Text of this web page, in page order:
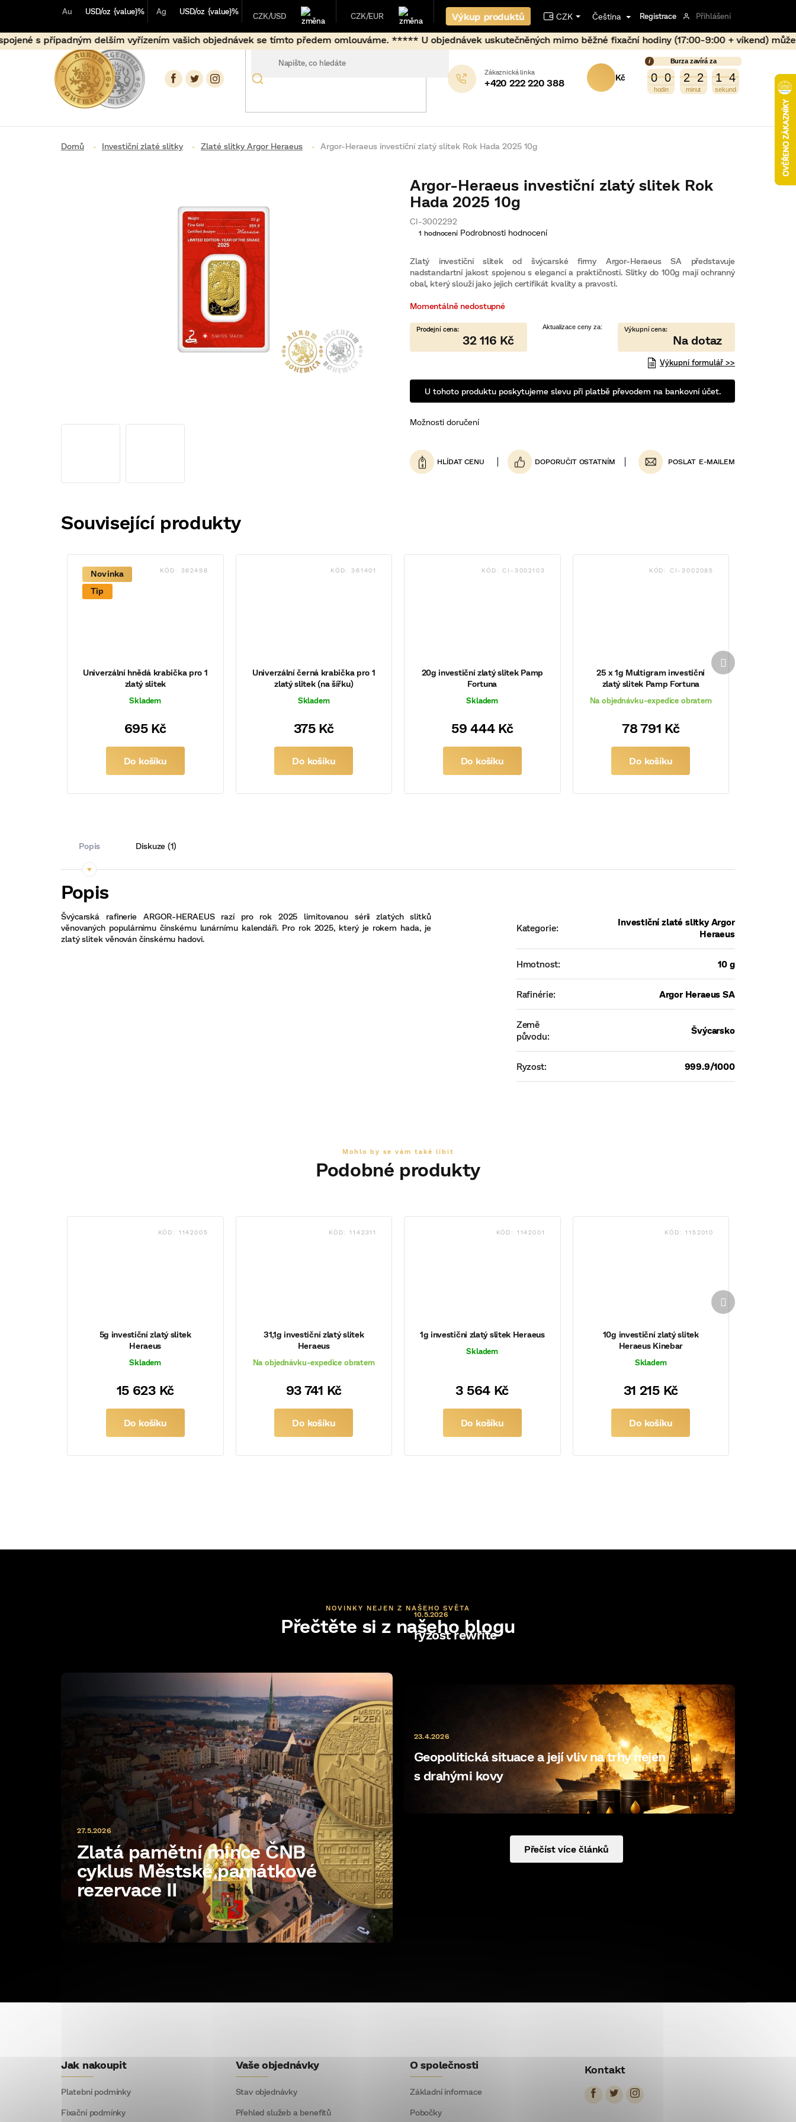
vašich objednávek se tímto předem omlouváme. ***** U objednávek uskutečněných mimo běžné fixační hodiny (17:00-9:00 + víkend) může dojít vlivem
Au USD/oz {value}% Ag USD/oz {value}% CZK/USD CZK/EUR Výkup produktů CZK Čeština Registrace Přihlášení
NÁKUPNÍ
KOŠÍK
+420 222 220 388
Burza zavírá za
0
0 0
0 2
2 2
2 1
1 3
4
3
5
4
Investiční zlaté slitky Zlaté slitky Argor Heraeus Argor-Heraeus investiční zlatý slitek Rok Hada 2025 10g
Momentálně nedostupné
Možnosti doručení
Zlatý investiční slitek od švýcarské firmy Argor-Heraeus SA představuje
nadstandartní jakost spojenou s elegancí a praktičností. Slitky do 100g mají ochranný
obal, který slouží jako jejich certifikát kvality a pravosti.
POSLAT
Argor-Heraeus investiční zlatý slitek Rok
Hada 2025 10g
CI-3002292
Průměrné
je
5,0
z
5
1 hodnocení Podrobnosti hodnocení
32 116 Kč
Výkupní formulář >>
U tohoto produktu poskytujeme slevu při platbě převodem na bankovní účet.
Související produkty
Novinka
Tip
Univerzální hnědá krabička pro 1
zlatý slitek
Skladem
695 Kč
Do košíku
KÓD: 362498
Univerzální černá krabička pro 1
zlatý slitek (na šířku)
Skladem
375 Kč
Do košíku
KÓD:361401
20g investiční zlatý slitek Pamp
Fortuna
Skladem
59 444 Kč
Do košíku
KÓD:CI-3002103
25 x 1g Multigram investiční
zlatý slitek Pamp Fortuna
Na objednávku-expedice obratem
78 791 Kč
Do košíku
KÓD: CI-3002085
Další
produkt
Popis Diskuze (1)
Švýcarská rafinerie ARGOR-HERAEUS razí pro rok 2025 limitovanou sérii zlatých slitků
věnovaných populárnímu čínskému lunárnímu kalendáři. Pro rok 2025, který je rokem hada, je
zlatý slitek věnován čínskému hadovi.
Kategorie:
Investiční zlaté slitky Argor
Heraeus
Hmotnost: 10 g
Rafinérie: Argor Heraeus SA
Země
původu:
Švýcarsko
Ryzost: 999.9/1000
5g investiční zlatý slitek
Heraeus
Skladem
15 623 Kč
Do košíku
KÓD: 1142005
31,1g investiční zlatý slitek
Heraeus
Na objednávku-expedice obratem
93 741 Kč
Do košíku
KÓD:1142311
1g investiční zlatý slitek Heraeus
Skladem
3 564 Kč
Do košíku
KÓD: 1142001
10g investiční zlatý slitek
Heraeus Kinebar
Skladem
31 215 Kč
Do košíku
KÓD:1152010
Další
produkt
NOVINKY NEJEN Z NAŠEHO SVĚTA
Přečtěte si z našeho blogu
Zlatá pamětní mince ČNB
cyklus Městské památkové
rezervace II
27.5.2026
ryzost rewrite
10.5.2026
Geopolitická situace a její vliv na trhy nejen
s drahými kovy
23.4.2026
Přečíst více článků
Jak nakoupit
Platební podmínky
Fixační podmínky
Vaše objednávky
Stav objednávky
Přehled služeb a benefitů
O společnosti
Základní informace
Pobočky
Kontakt